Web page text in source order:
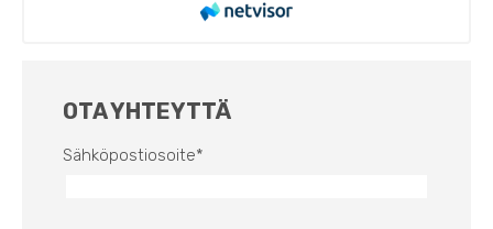
OTA YHTEYTTÄ
Sähköpostiosoite*